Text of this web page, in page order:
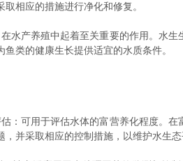
相应的措施进行净化和修复。
产养殖中起着至关重要的作用。水生
类的健康生长提供适宜的水质条件。
可用于评估水体的富营养化程度。在
，并采取相应的控制措施，以维护水生